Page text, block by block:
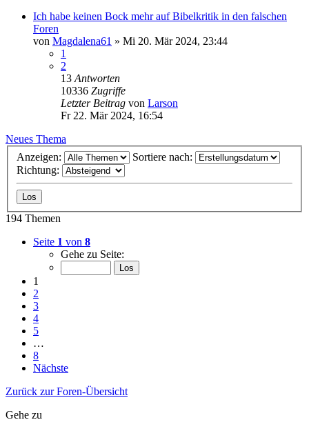
Ich habe keinen Bock mehr auf Bibelkritik in den falschen
Foren
von Magdalena61 » Mi 20. Mär 2024, 23:44
1
2
13 Antworten
10336 Zugriffe
Letzter Beitrag von Larson
Fr 22. Mär 2024, 16:54
Neues Thema
Anzeigen:
Sortiere nach:
Richtung:
194 Themen
Seite 1 von 8
Gehe zu Seite:
1
2
3
4
5
…
8
Nächste
Zurück zur Foren-Übersicht
Gehe zu